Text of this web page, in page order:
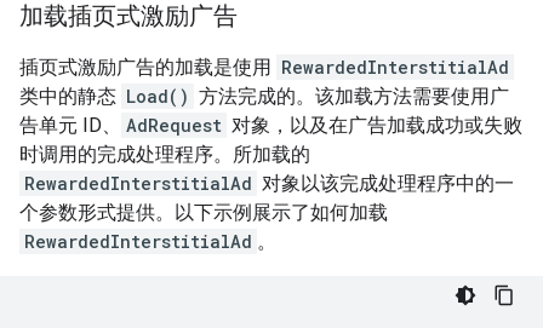
加载插页式激励广告
插页式激励广告的加载是使用 RewardedInterstitialAd
类中的静态 Load() 方法完成的。该加载方法需要使用广
告单元 ID、
AdRequest 对象，以及在广告加载成功或失败
时调用的完成处理程序。所加载的
RewardedInterstitialAd 对象以该完成处理程序中的一
个参数形式提供。以下示例展示了如何加载
RewardedInterstitialAd 。